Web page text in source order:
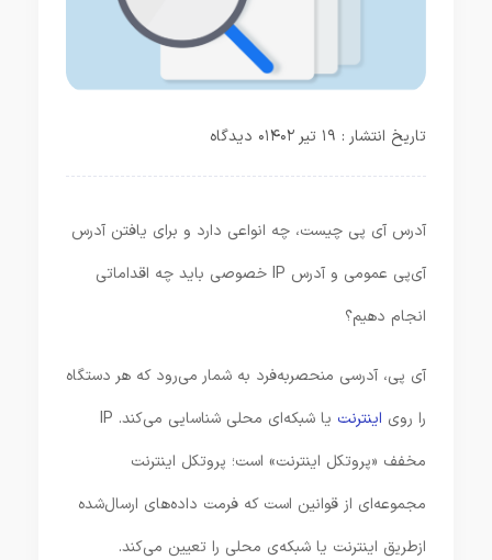
تاریخ انتشار : ۱۹ تیر ۱۴۰۲ ۰ دیدگاه
آدرس آی پی چیست، چه انواعی دارد و برای یافتن آدرس
آی‌پی عمومی و آدرس IP خصوصی باید چه اقداماتی
انجام دهیم؟
آی پی، آدرسی منحصربه‌فرد به شمار می‌رود که هر دستگاه
را روی اینترنت
یا شبکه‌ای محلی شناسایی می‌کند. IP
مخفف «پروتکل اینترنت» است؛ پروتکل اینترنت
مجموعه‌ای از قوانین است که فرمت داده‌های ارسال‌شده
ازطریق اینترنت یا شبکه‌ی محلی را تعیین می‌کند.